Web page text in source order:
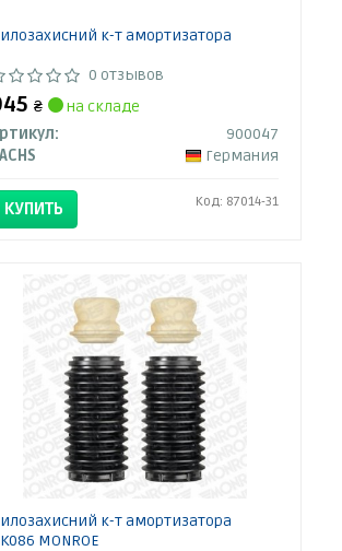
к-т амортизатора
0 отзывов
₴
на складе
900047
Германия
КУПИТЬ Код: 87014-31
к-т амортизатора
MONROE